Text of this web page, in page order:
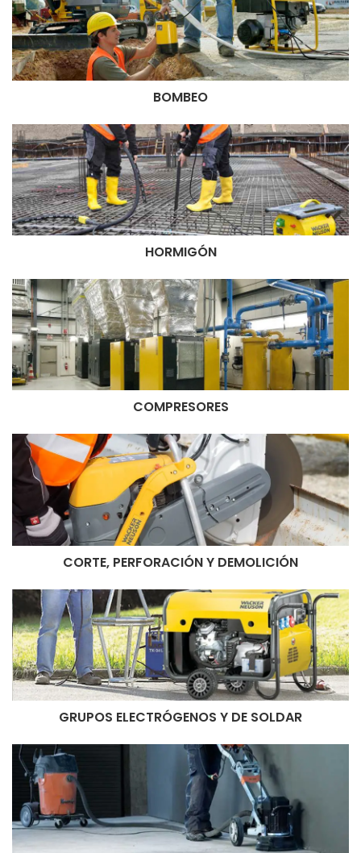
BOMBEO
HORMIGÓN
COMPRESORES
CORTE, PERFORACIÓN Y DEMOLICIÓN
GRUPOS ELECTRÓGENOS Y DE SOLDAR